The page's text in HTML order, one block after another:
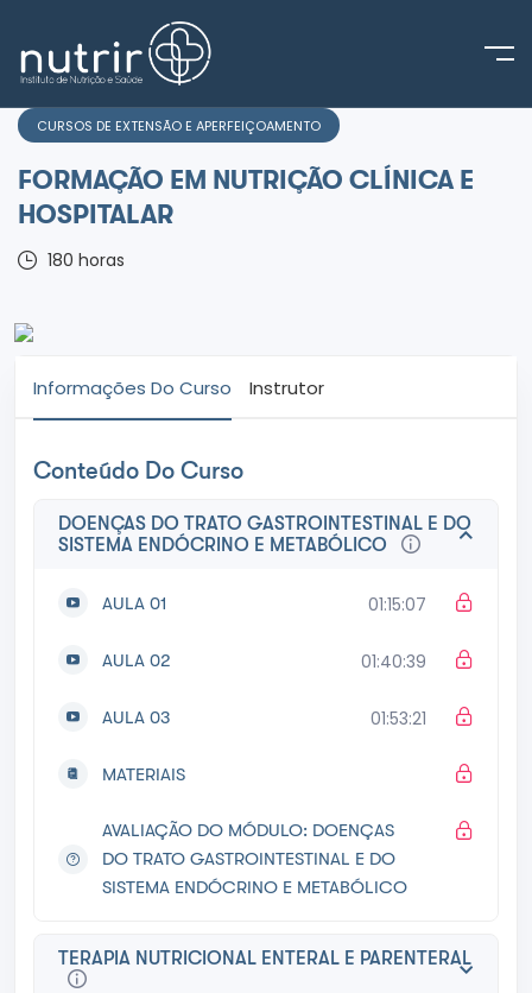
CURSOS DE EXTENSÃO E APERFEIÇOAMENTO
FORMAÇÃO EM NUTRIÇÃO CLÍNICA E
HOSPITALAR
180 horas
Informações Do Curso Instrutor
Conteúdo Do Curso
DOENÇAS DO TRATO GASTROINTESTINAL E DO
SISTEMA ENDÓCRINO E METABÓLICO
AULA 01 01:15:07
AULA 02 01:40:39
AULA 03 01:53:21
MATERIAIS
AVALIAÇÃO DO MÓDULO: DOENÇAS
DO TRATO GASTROINTESTINAL E DO
SISTEMA ENDÓCRINO E METABÓLICO
TERAPIA NUTRICIONAL ENTERAL E PARENTERAL